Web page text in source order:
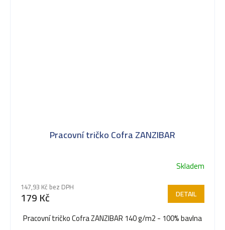
Pracovní tričko Cofra ZANZIBAR
Skladem
147,93 Kč bez DPH
179 Kč DETAIL
Pracovní tričko Cofra ZANZIBAR 140 g/m2 - 100% bavlna